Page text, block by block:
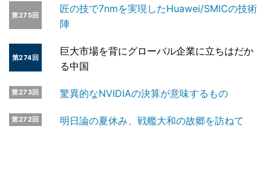
第275回
匠の技で7nmを実現したHuawei/SMICの技術
陣
第274回
巨大市場を背にグローバル企業に立ちはだか
る中国
第273回 驚異的なNVIDIAの決算が意味するもの
第272回 明日論の夏休み、戦艦大和の故郷を訪ねて